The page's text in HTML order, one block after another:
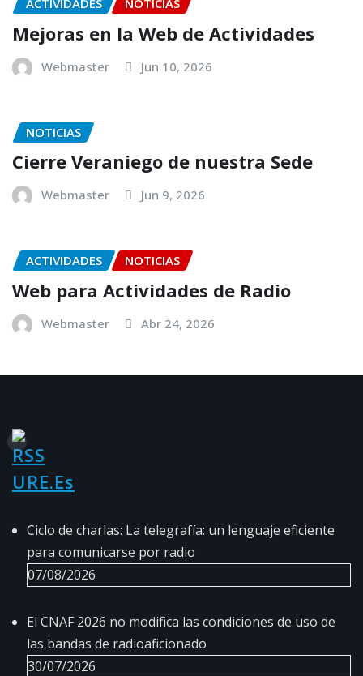
ACTIVIDADES NOTICIAS
Mejoras en la Web de Actividades
Webmaster Jun 10, 2026
NOTICIAS
Cierre Veraniego de nuestra Sede
Webmaster Jun 9, 2026
ACTIVIDADES NOTICIAS
Web para Actividades de Radio
Webmaster Abr 24, 2026
URE.es
Ciclo de charlas: La telegrafía: un lenguaje eficiente
para comunicarse por radio
07/08/2026
El CNAF 2026 no modifica las condiciones de uso de
las bandas de radioaficionado
30/07/2026